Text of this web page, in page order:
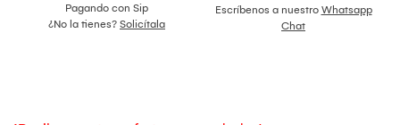
Pagando con Sip
¿No la tienes? Solicítala
Escríbenos a nuestro Whatsapp
Chat